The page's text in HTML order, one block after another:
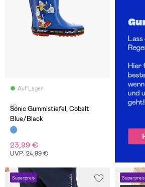
Auf Lager
(1)
Sonic Gummistiefel, Cobalt
Blue/Black
23,99 €
UVP: 24,99 €
Superpreis Superpreis